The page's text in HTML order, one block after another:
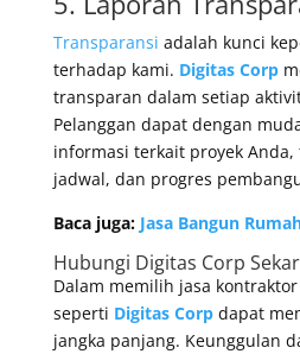
Transparansi adalah kunci
terhadap kami. Digitas Corp
transparan dalam setiap
Pelanggan dapat dengan
informasi terkait proyek
jadwal, dan progres
Baca juga: Jasa Bangun
Hubungi Digitas Corp
Dalam memilih jasa
seperti Digitas Corpdapat
jangka panjang. Keunggulan